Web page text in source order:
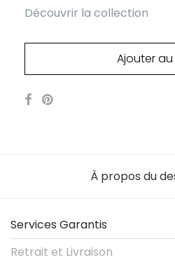
Découvrir la collection
Ajouter
À propos du
Services Garantis
Retrait et Livraison